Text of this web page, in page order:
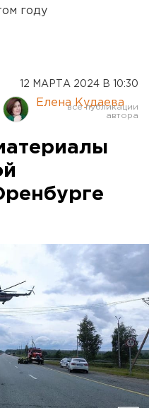
году
12 МАРТА 2024 В 10:30
Елена Кудаева